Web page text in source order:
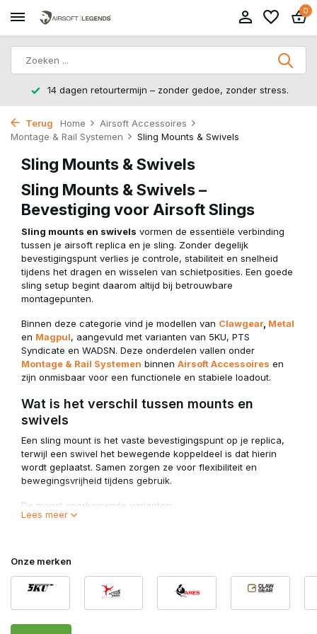
0
14 dagen retourtermijn – zonder gedoe, zonder stress.
Terug Home
Airsoft Accessoires
Montage & Rail Systemen
Sling Mounts & Swivels
Sling Mounts & Swivels
Sling Mounts & Swivels –
Bevestiging voor Airsoft Slings
Sling mounts en swivels vormen de essentiële verbinding
tussen je airsoft replica en je sling. Zonder degelijk
bevestigingspunt verlies je controle, stabiliteit en snelheid
tijdens het dragen en wisselen van schietposities. Een goede
sling setup begint daarom altijd bij betrouwbare
montagepunten.
Binnen deze categorie vind je modellen van Clawgear, Metal
en Magpul, aangevuld met varianten van 5KU, PTS
Syndicate en WADSN. Deze onderdelen vallen onder
Montage & Rail Systemen binnen Airsoft Accessoires en
zijn onmisbaar voor een functionele en stabiele loadout.
Wat is het verschil tussen mounts en
swivels
Een sling mount is het vaste bevestigingspunt op je replica,
terwijl een swivel het bewegende koppeldeel is dat hierin
wordt geplaatst. Samen zorgen ze voor flexibiliteit en
bewegingsvrijheid tijdens gebruik.
De meest voorkomende varianten:
Picatinny en M-LOK mounts voor verschillende
Fixed mounts voor een vaste en robuuste bevestiging
QD-systemen zijn vooral populair bij spelers die snel willen
schakelen tussen draag- en schietposities.
Lees meer
Onze merken